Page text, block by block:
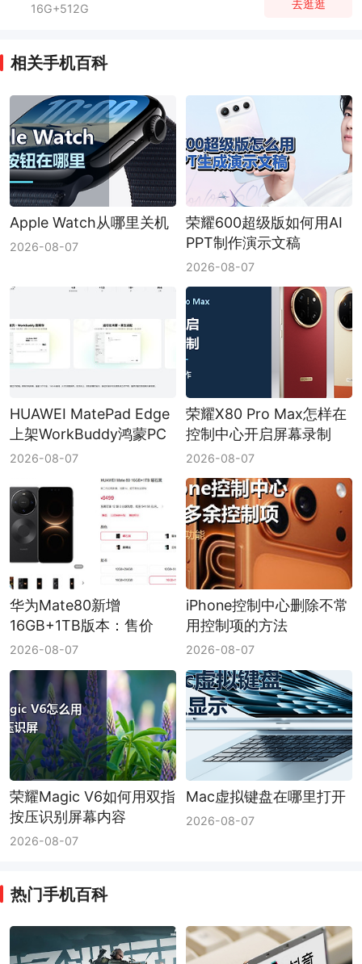
16G+512G 去逛逛
相关手机百科
Apple Watch从哪里关机
2026-08-07
荣耀600超级版如何用AI
PPT制作演示文稿
2026-08-07
HUAWEI MatePad Edge
上架WorkBuddy鸿蒙PC
版
2026-08-07
荣耀X80 Pro Max怎样在
控制中心开启屏幕录制
2026-08-07
华为Mate80新增
16GB+1TB版本：售价
6499元
2026-08-07
iPhone控制中心删除不常
用控制项的方法
2026-08-07
荣耀Magic V6如何用双指
按压识别屏幕内容
2026-08-07
Mac虚拟键盘在哪里打开
2026-08-07
热门手机百科